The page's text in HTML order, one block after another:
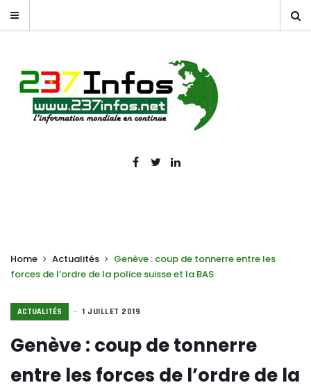
Home Actualités
Genève : coup de tonnerre entre les
forces de l’ordre de la police suisse et la BAS
ACTUALITÉS 1 JUILLET 2019
Genève : coup de tonnerre
entre les forces de l’ordre de la